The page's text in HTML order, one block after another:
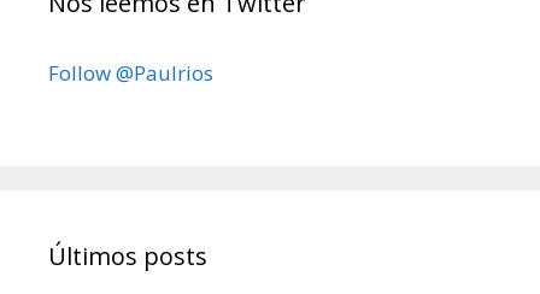
Follow @Paulrios
Últimos posts